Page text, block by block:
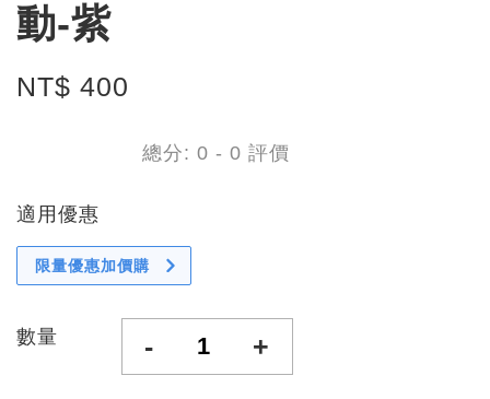
動-紫
NT$ 400
總分: 0 - 0 評價
適用優惠
限量優惠加價購
數量 - +